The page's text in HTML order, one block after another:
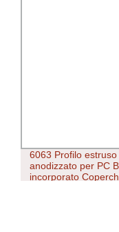
Dx51d DC01 SPCC
Laminato a Freddo
Zincato a Caldo